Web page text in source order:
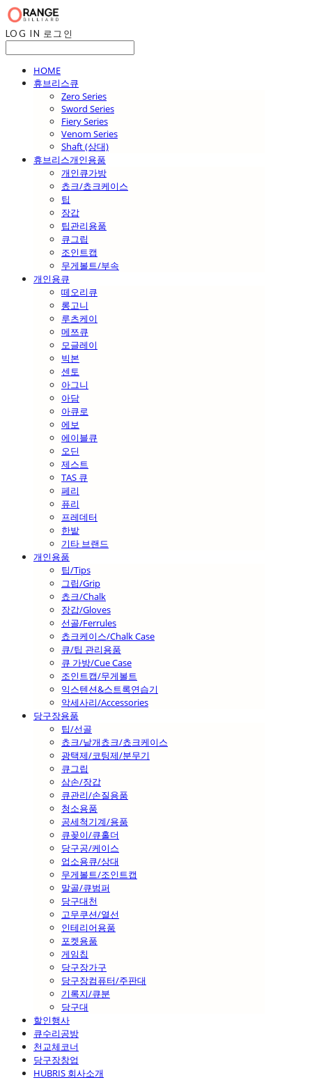
LOG IN 로그인
HOME
휴브리스큐
Zero Series
Sword Series
Fiery Series
Venom Series
Shaft (상대)
휴브리스개인용품
개인큐가방
쵸크/쵸크케이스
팁
장갑
팁관리용품
큐그립
조인트캡
무게볼트/부속
개인용큐
떼오리큐
롱고니
루츠케이
메쯔큐
모글레이
빅본
센토
아그니
아담
아큐로
에보
에이블큐
오딘
제스트
TAS 큐
페리
퓨리
프레데터
한밭
기타 브랜드
개인용품
팁/Tips
그립/Grip
쵸크/Chalk
장갑/Gloves
선골/Ferrules
쵸크케이스/Chalk Case
큐/팁 관리용품
큐 가방/Cue Case
조인트캡/무게볼트
익스텐션&스트록연습기
악세사리/Accessories
당구장용품
팁/선골
쵸크/낱개쵸크/쵸크케이스
광택제/코팅제/분무기
큐그립
삼손/장갑
큐관리/손질용품
청소용품
공세척기계/용품
큐꽂이/큐홀더
당구공/케이스
업소용큐/상대
무게볼트/조인트캡
말골/큐범퍼
당구대천
고무쿠션/열선
인테리어용품
포켓용품
게임칩
당구장가구
당구장컴퓨터/주판대
기록지/큐분
당구대
할인행사
큐수리공방
천교체코너
당구장창업
HUBRIS 회사소개